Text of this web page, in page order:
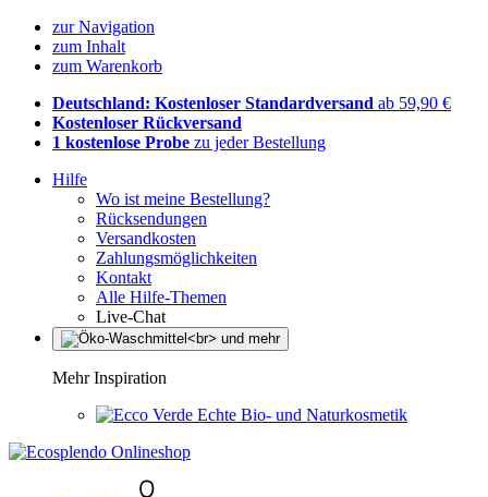
zur Navigation
zum Inhalt
zum Warenkorb
Deutschland: Kostenloser Standardversand ab 59,90 €
Kostenloser Rückversand
1 kostenlose Probe zu jeder Bestellung
Hilfe
Wo ist meine Bestellung?
Rücksendungen
Versandkosten
Zahlungsmöglichkeiten
Kontakt
Alle Hilfe-Themen
Live-Chat
Mehr Inspiration
Echte Bio- und Naturkosmetik